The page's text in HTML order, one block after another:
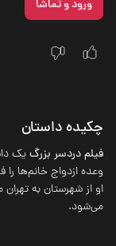
ورود و تماشا
چکیده داستان
فیلم دردسر بزرگیک
وعده ازدواج خانم‌ها
او از شهرستان به
می‌شود.